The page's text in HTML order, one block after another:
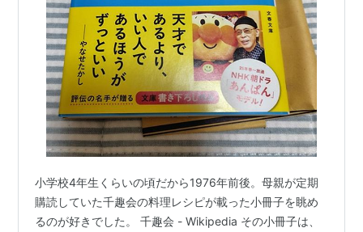
小学校4年生くらいの頃だから1976年前後。母親が定期
購読していた千趣会の料理レシピが載った小冊子を眺め
るのが好きでした。 千趣会 - Wikipedia その小冊子は、